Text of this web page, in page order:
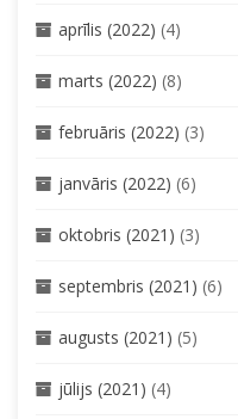
aprīlis (2022) (4)
marts (2022) (8)
februāris (2022) (3)
janvāris (2022) (6)
oktobris (2021) (3)
septembris (2021) (6)
augusts (2021) (5)
jūlijs (2021) (4)